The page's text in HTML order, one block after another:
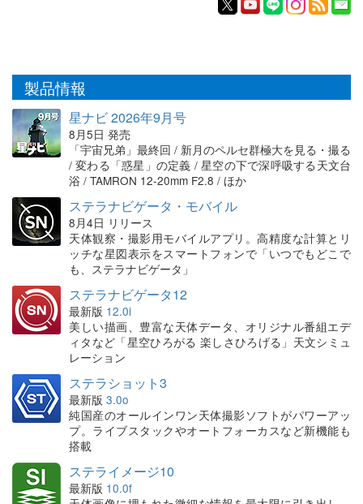
製品情報
星ナビ 2026年9月号
8月5日 発売
「宇宙兄弟」最終回 / 新月のペルセ群極大を見る・撮る
/ 変わる「惑星」の定義 / 星空の下で深呼吸する天文台
浴 / TAMRON 12-20mm F2.8 / ほか
ステラナビゲータ・モバイル
8月4日 リリース
天体観察・撮影用モバイルアプリ。高精度な計算とリ
ッチな星図表示をスマートフォンで「いつでもどこで
も、ステラナビゲータ」
ステラナビゲータ12
最新版 12.0i
美しい描画、豊富な天体データ、オリジナル番組エデ
ィタなど「星空ひろがる 楽しさひろげる」天文シミュ
レーション
ステラショット3
最新版 3.0o
純国産のオールインワン天体撮影ソフトがパワーアッ
プ。ライブスタックやオートフォーカスなど新機能も
搭載
ステライメージ10
最新版 10.0f